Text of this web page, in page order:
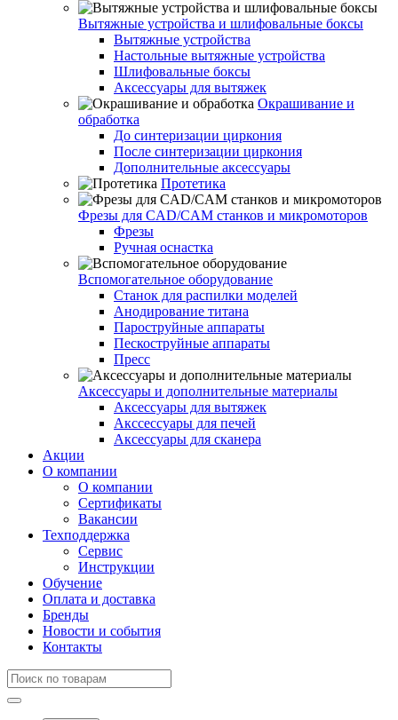
Вытяжные устройства и шлифовальные боксы
Вытяжные устройства
Настольные вытяжные устройства
Шлифовальные боксы
Аксессуары для вытяжек
Окрашивание и
обработка
До синтеризации циркония
После синтеризации циркония
Дополнительные аксессуары
Протетика
Фрезы для CAD/CAM станков и микромоторов
Фрезы
Ручная оснастка
Вспомогательное оборудование
Станок для распилки моделей
Анодирование титана
Пароструйные аппараты
Пескоструйные аппараты
Пресс
Аксессуары и дополнительные материалы
Аксессуары для вытяжек
Акссессуары для печей
Аксессуары для сканера
Акции
О компании
О компании
Сертификаты
Вакансии
Техподдержка
Сервис
Инструкции
Обучение
Оплата и доставка
Бренды
Новости и события
Контакты